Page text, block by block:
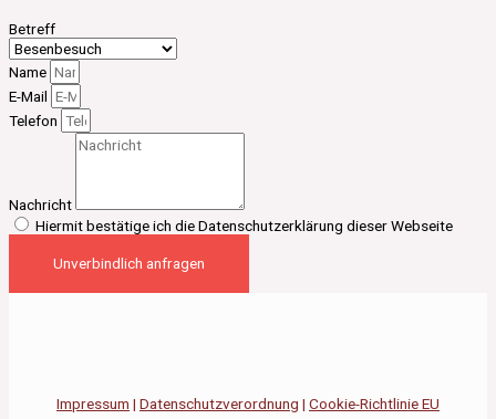
Betreff
Name
E-Mail
Telefon
Nachricht
Hiermit bestätige ich die Datenschutzerklärung dieser Webseite
Unverbindlich anfragen
Impressum | Datenschutzverordnung | Cookie-Richtlinie EU